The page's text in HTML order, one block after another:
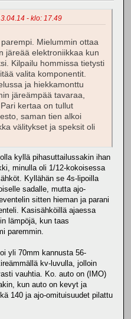
- klo: 17.49
Mielummin ottaa
järeää elektroniikkaa kun
Kilpailu hommissa tietysti
valita komponentit.
ja hiekkamonttu
järeämpää tavaraa,
kertaa on tullut
saman tien alkoi
välitykset ja speksit oli
kyllä pihasuttailussakin ihan
minulla oli 1/12-kokoisessa
Kyllähän se 4s-lipoilla
sadalle, mutta ajo-
sitten hieman ja parani
Kasisähköillä ajaessa
lämpöjä, kun taas
paremmin.
yli 70mm kannusta 56-
kv-luvulla, jolloin
vauhtia. Ko. auto on (IMO)
kun auto on kevyt ja
140 ja ajo-omituisuudet pilattu